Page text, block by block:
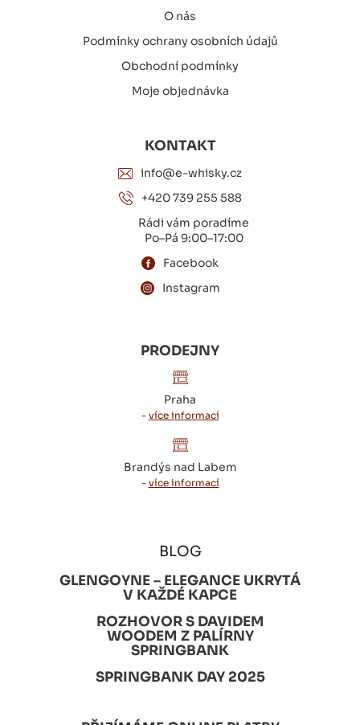
O nás
Podmínky ochrany osobních údajů
Obchodní podmínky
Moje objednávka
KONTAKT
info@e-whisky.cz
+420 739 255 588
Rádi vám poradíme
Po–Pá 9:00–17:00
Facebook
Instagram
PRODEJNY
Praha
- více informací
Brandýs nad Labem
- více informací
BLOG
GLENGOYNE – ELEGANCE UKRYTÁ
V KAŽDÉ KAPCE
ROZHOVOR S DAVIDEM
WOODEM Z PALÍRNY
SPRINGBANK
SPRINGBANK DAY 2025